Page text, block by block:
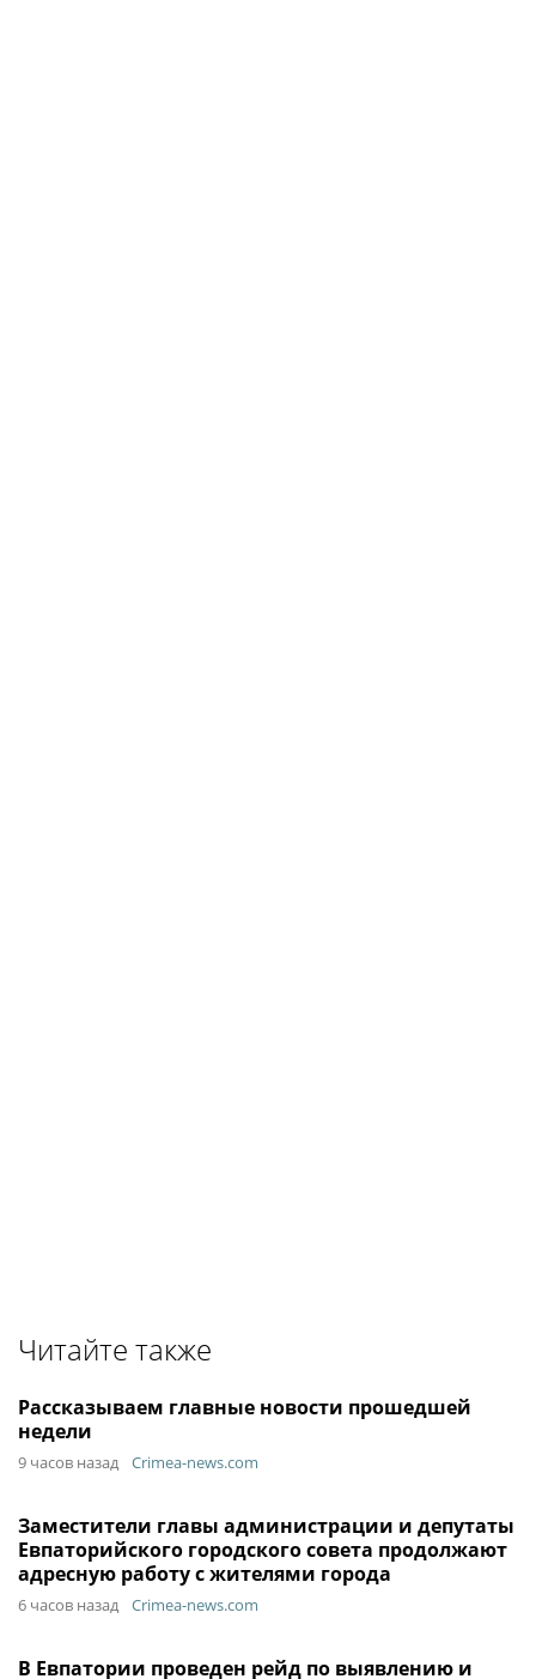
Читайте также
Рассказываем главные новости прошедшей
недели
9 часов назад Crimea-news.com
Заместители главы администрации и депутаты
Евпаторийского городского совета продолжают
адресную работу с жителями города
6 часов назад Crimea-news.com
В Евпатории проведен рейд по выявлению и